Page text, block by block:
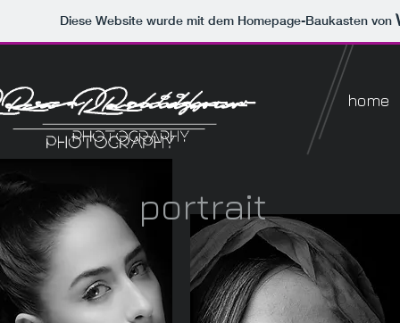
Diese Website wurde mit dem Homepage-Baukasten von
home
portrait